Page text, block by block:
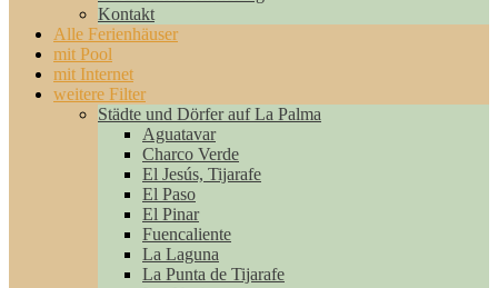
Kontakt
Alle Ferienhäuser
mit Pool
mit Internet
weitere Filter
Städte und Dörfer auf La Palma
Aguatavar
Charco Verde
El Jesús, Tijarafe
El Paso
El Pinar
Fuencaliente
La Laguna
La Punta de Tijarafe